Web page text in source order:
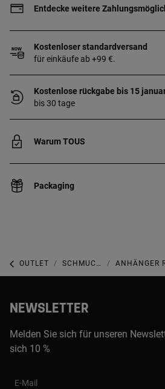
Entdecke weitere
Kostenloser standardversand
für einkäufe ab +99 €.
Kostenlose rückgabe bis 15
bis 30 tage
Warum TOUS
Packaging
OUTLET SCHMUCK-OUTLET ANHÄNGER
NEWSLETTER
Melden Sie sich für unseren
sich 10 %
E-Mail